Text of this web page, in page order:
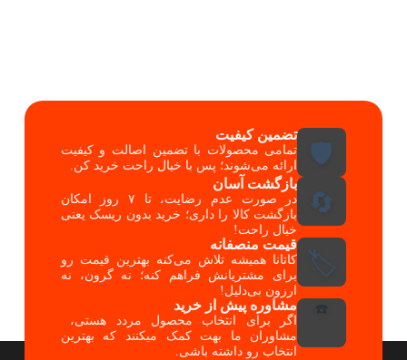
🛡️
تضمین کیفیت
تمامی محصولات با تضمین اصالت و کیفیت
ارائه می‌شوند؛ پس با خیال راحت خرید کن.
🔄
بازگشت آسان
در صورت عدم رضایت، تا ۷ روز امکان
بازگشت کالا را داری؛ خرید بدون ریسک یعنی
خیال راحت!
🏷️
قیمت منصفانه
کاتانا همیشه تلاش می‌کنه بهترین قیمت رو
برای مشتریانش فراهم کنه؛ نه گرون، نه
ارزون بی‌دلیل!
☎️ مشاوره پیش از خرید
اگر برای انتخاب محصول مردد هستی،
مشاوران ما بهت کمک میکنند که بهترین
انتخاب رو داشته باشی.